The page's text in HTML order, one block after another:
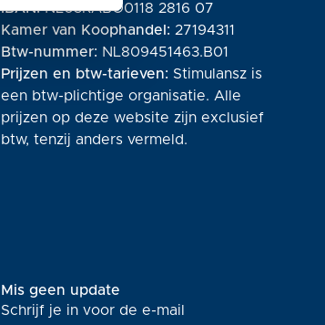
IBAN:NL03RABO0118 2816 07
Kamer van Koophandel: 27194311
Btw-nummer: NL809451463.B01
Prijzen en btw-tarieven: Stimulansz is
een btw-plichtige organisatie. Alle
prijzen op deze website zijn exclusief
btw, tenzij anders vermeld.
Mis geen update
Schrijf je in voor de e-mail